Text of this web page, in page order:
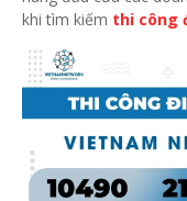
khi tìm kiếm thi công